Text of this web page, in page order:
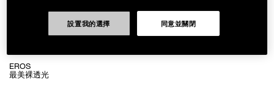
EROS
最美裸透光
設置我的選擇 同意並關閉